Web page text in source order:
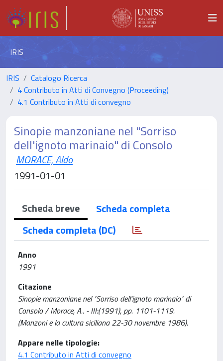
IRIS
IRIS
Catalogo Ricerca
4 Contributo in Atti di Convegno (Proceeding)
4.1 Contributo in Atti di convegno
Sinopie manzoniane nel "Sorriso
dell'ignoto marinaio" di Consolo
MORACE, Aldo
1991-01-01
Scheda breve
Scheda completa
Scheda completa (DC)
Anno
1991
Citazione
Sinopie manzoniane nel "Sorriso dell'ignoto marinaio" di
Consolo / Morace, A.. - III:(1991), pp. 1101-1119.
(Manzoni e la cultura siciliana 22-30 novembre 1986).
Appare nelle tipologie:
4.1 Contributo in Atti di convegno